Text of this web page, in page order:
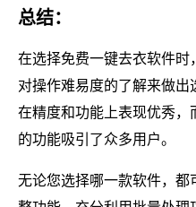
总结：
在选择免费一键去衣软件时
对操作难易度的了解来做出
在精度和功能上表现优秀，
的功能吸引了众多用户。
无论您选择哪一款软件，都